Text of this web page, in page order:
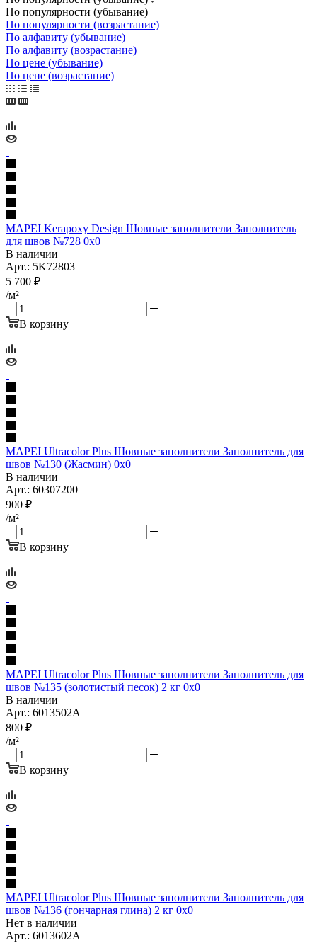
По популярности (убывание)
По популярности (возрастание)
По алфавиту (убывание)
По алфавиту (возрастание)
По цене (убывание)
По цене (возрастание)
MAPEI Kerapoxy Design Шовные заполнители Заполнитель
для швов №728 0x0
В наличии
Арт.: 5K72803
5 700 ₽
/м²
В корзину
MAPEI Ultracolor Plus Шовные заполнители Заполнитель для
швов №130 (Жасмин) 0x0
В наличии
Арт.: 60307200
900 ₽
/м²
В корзину
MAPEI Ultracolor Plus Шовные заполнители Заполнитель для
швов №135 (золотистый песок) 2 кг 0x0
В наличии
Арт.: 6013502A
800 ₽
/м²
В корзину
MAPEI Ultracolor Plus Шовные заполнители Заполнитель для
швов №136 (гончарная глина) 2 кг 0x0
Нет в наличии
Арт.: 6013602A